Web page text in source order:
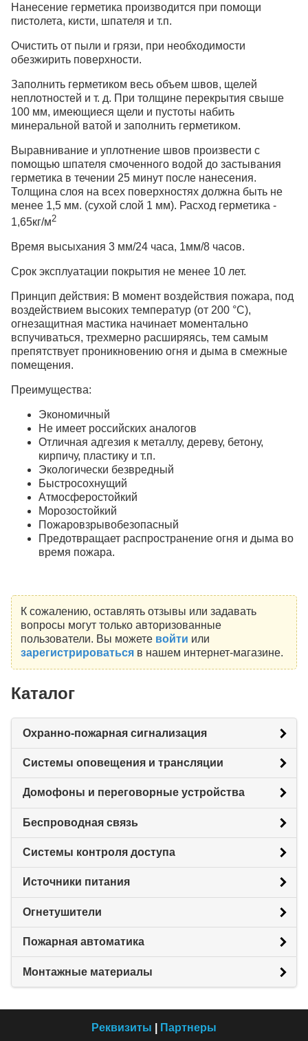
Нанесение герметика производится при помощи
пистолета, кисти, шпателя и т.п.
Очистить от пыли и грязи, при необходимости
обезжирить поверхности.
Заполнить герметиком весь объем швов, щелей
неплотностей и т. д. При толщине перекрытия свыше
100 мм, имеющиеся щели и пустоты набить
минеральной ватой и заполнить герметиком.
Выравнивание и уплотнение швов произвести с
помощью шпателя смоченного водой до застывания
герметика в течении 25 минут после нанесения.
Толщина слоя на всех поверхностях должна быть не
менее 1,5 мм. (сухой слой 1 мм). Расход герметика -
1,65кг/м2
Время высыхания 3 мм/24 часа, 1мм/8 часов.
Срок эксплуатации покрытия не менее 10 лет.
Принцип действия: В момент воздействия пожара, под
воздействием высоких температур (от 200 °С),
огнезащитная мастика начинает моментально
вспучиваться, трехмерно расширяясь, тем самым
препятствует проникновению огня и дыма в смежные
помещения.
Преимущества:
Экономичный
Не имеет российских аналогов
Отличная адгезия к металлу, дереву, бетону,
кирпичу, пластику и т.п.
Экологически безвредный
Быстросохнущий
Атмосферостойкий
Морозостойкий
Пожаровзрывобезопасный
Предотвращает распространение огня и дыма во
время пожара.
К сожалению, оставлять отзывы или задавать
вопросы могут только авторизованные
пользователи. Вы можете войти или
зарегистрироватьсяв нашем интернет-магазине.
Каталог
Охранно-пожарная сигнализация
Системы оповещения и трансляции
Домофоны и переговорные устройства
Беспроводная связь
Системы контроля доступа
Источники питания
Огнетушители
Пожарная автоматика
Монтажные материалы
Реквизиты Партнеры